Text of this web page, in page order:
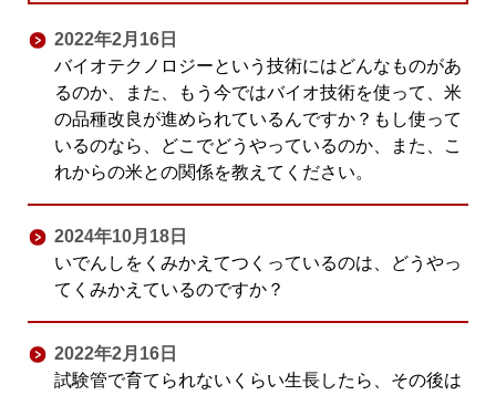
2022年2月16日
バイオテクノロジーという技術にはどんなものがあ
るのか、また、もう今ではバイオ技術を使って、米
の品種改良が進められているんですか？もし使って
いるのなら、どこでどうやっているのか、また、こ
れからの米との関係を教えてください。
2024年10月18日
いでんしをくみかえてつくっているのは、どうやっ
てくみかえているのですか？
2022年2月16日
試験管で育てられないくらい生長したら、その後は